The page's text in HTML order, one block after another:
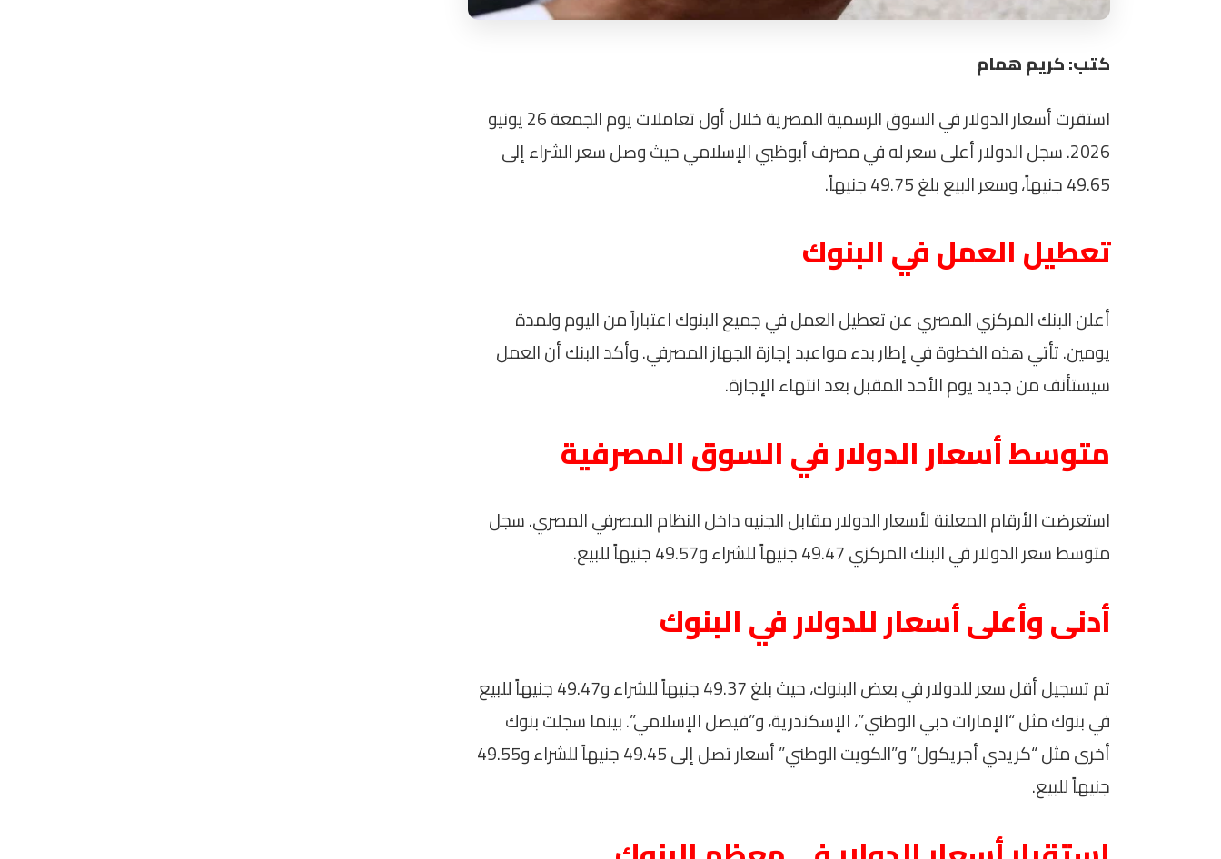
كتب: كريم همام
استقرت أسعار الدولار في السوق الرسمية المصرية خلال أول تعاملات يوم الجمعة 26 يونيو
2026. سجل الدولار أعلى سعر له في مصرف أبوظبي الإسلامي حيث وصل سعر الشراء إلى
49.65 جنيهاً، وسعر البيع بلغ 49.75 جنيهاً.
تعطيل العمل في البنوك
أعلن البنك المركزي المصري عن تعطيل العمل في جميع البنوك اعتباراً من اليوم ولمدة
يومين. تأتي هذه الخطوة في إطار بدء مواعيد إجازة الجهاز المصرفي. وأكد البنك أن العمل
سيستأنف من جديد يوم الأحد المقبل بعد انتهاء الإجازة.
متوسط أسعار الدولار في السوق المصرفية
استعرضت الأرقام المعلنة لأسعار الدولار مقابل الجنيه داخل النظام المصرفي المصري. سجل
متوسط سعر الدولار في البنك المركزي 49.47 جنيهاً للشراء و49.57 جنيهاً للبيع.
أدنى وأعلى أسعار للدولار في البنوك
تم تسجيل أقل سعر للدولار في بعض البنوك، حيث بلغ 49.37 جنيهاً للشراء و49.47 جنيهاً للبيع
في بنوك مثل “الإمارات دبي الوطني”، الإسكندرية، و”فيصل الإسلامي”. بينما سجلت بنوك
أخرى مثل “كريدي أجريكول” و”الكويت الوطني” أسعار تصل إلى 49.45 جنيهاً للشراء و49.55
جنيهاً للبيع.